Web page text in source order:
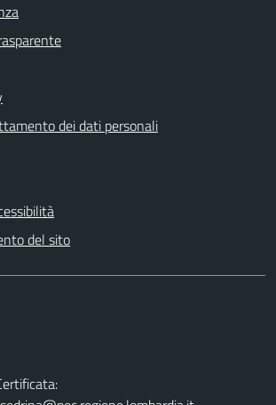
dei dati personali
del sito